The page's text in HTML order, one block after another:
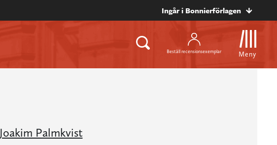
Ingår i Bonnierförlagen
Beställ recensionsexemplar Meny
Joakim Palmkvist